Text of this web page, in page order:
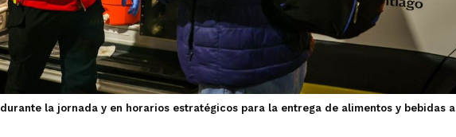
la jornada y en horarios estratégicos para la entrega de alimentos y bebidas a